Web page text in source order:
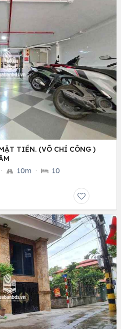
TIỀN. (VÕ CHÍ CÔNG )
· 10m · 10